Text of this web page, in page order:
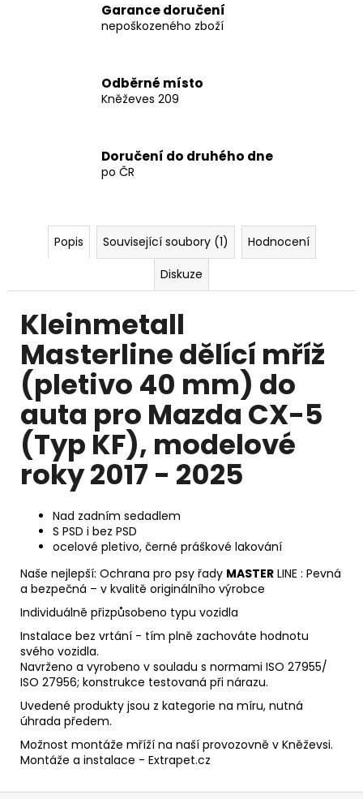
Garance doručení
nepoškozeného zboží
Odběrné místo
Kněževes 209
Doručení do druhého dne
po ČR
Popis Související soubory (1)
Hodnocení
Diskuze
Kleinmetall
Masterline dělící mříž
(pletivo 40 mm) do
auta pro Mazda CX-5
(Typ KF), modelové
roky 2017 - 2025
Nad zadním sedadlem
S PSD i bez PSD
ocelové pletivo, černé práškové lakování
Naše nejlepší: Ochrana pro psy řady MASTER LINE : Pevná
a bezpečná – v kvalitě originálního výrobce
Individuálně přizpůsobeno typu vozidla
Instalace bez vrtání - tím plně zachováte hodnotu
svého vozidla.
Navrženo a vyrobeno v souladu s normami ISO 27955/
ISO 27956; konstrukce testovaná při nárazu.
Uvedené produkty jsou z kategorie na míru, nutná
úhrada předem.
Možnost montáže mříží na naší provozovně v Kněževsi.
Montáže a instalace - Extrapet.cz